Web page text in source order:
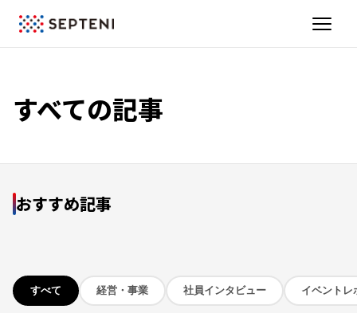
すべての記事
おすすめ記事
すべて 経営・事業 社員インタビュー イベントレ